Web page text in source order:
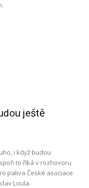
ještě
i když budou
to říká v rozhovoru
paliva České asociace
Loula.